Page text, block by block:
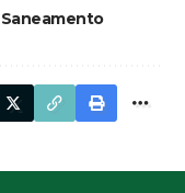
Saneamento